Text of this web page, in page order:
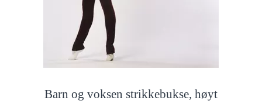
Barn og voksen strikkebukse, høyt